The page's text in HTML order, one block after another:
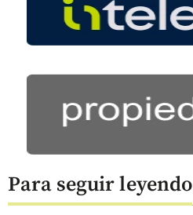
Para seguir leyendo